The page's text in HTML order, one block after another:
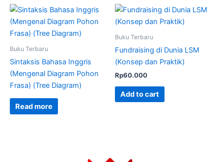
Buku Terbaru
Sintaksis Bahasa Inggris
(Mengenal Diagram Pohon
Frasa) (Tree Diagram)
Read more
Buku Terbaru
Fundraising di Dunia LSM
(Konsep dan Praktik)
Rp60.000
Add to cart